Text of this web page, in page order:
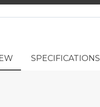
SPECIFICATIONS